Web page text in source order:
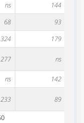
ns
144
68
93
179
277 ns
ns
142
233 89